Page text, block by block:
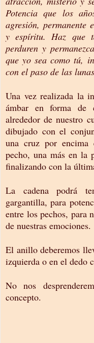
Potencia que los
agresión, permanente
y espíritu. Haz que
perduren y
que yo sea como tú,
con el paso de las
Una vez realizada la
ámbar en forma de
alrededor de nuestro
dibujado con el
una cruz por encima
pecho, una más en la
finalizando con la
La cadena podrá
gargantilla, para
entre los pechos, para
de nuestras emociones.
El anillo deberemos
izquierda o en el dedo
No nos
concepto.